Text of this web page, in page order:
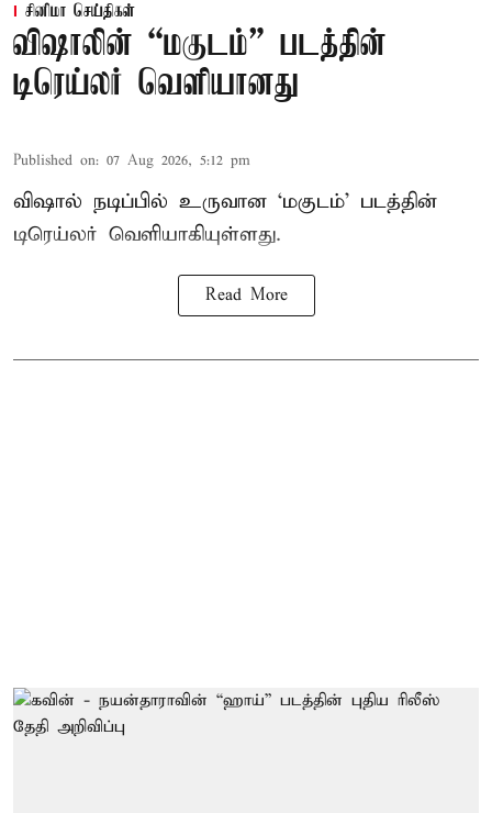
சினிமா செய்திகள்
விஷாலின் “மகுடம்” படத்தின்
டிரெய்லர் வெளியானது
Published on: 07 Aug 2026, 5:12 pm
விஷால் நடிப்பில் உருவான ‘மகுடம்’ படத்தின்
டிரெய்லர் வெளியாகியுள்ளது.
Read More